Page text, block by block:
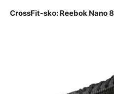
CrossFit-sko: Reebok Nano 8